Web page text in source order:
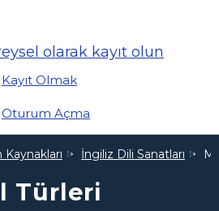
olarak kayıt olun
Kayıt Olmak
Oturum Açma
İngiliz Dili Sanatları
Türleri